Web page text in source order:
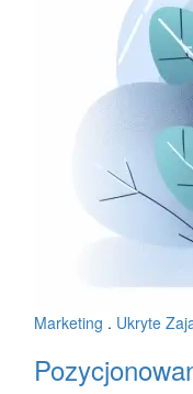
Marketing . Ukryte